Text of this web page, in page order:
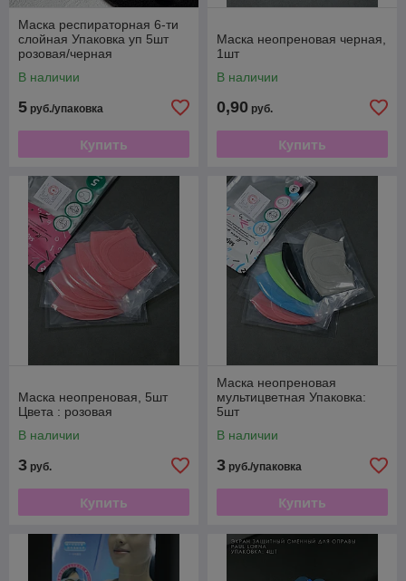
Маска респираторная 6-ти
слойная Упаковка уп 5шт
розовая/черная
В наличии
5 руб./упаковка
Купить
Маска неопреновая черная,
1шт
В наличии
0,90 руб.
Купить
Маска неопреновая, 5шт
Цвета : розовая
В наличии
3 руб.
Купить
Маска неопреновая
мультицветная Упаковка:
5шт
В наличии
3 руб./упаковка
Купить